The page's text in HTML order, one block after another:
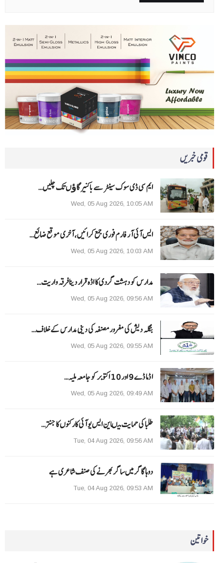
قومی خبریں
ایم سی ڈی سوک سینٹر سے باکنیر گاﺅں تک چلیں…
Wed, 05 Aug 2026, 10:05 AM
ایس آئی آر فارم فوری جمع کرائیں، آخری موقع ضائع…
Wed, 05 Aug 2026, 10:03 AM
مدارس کو دہشت گردی کا اڈہ قرار دینا فرقہ واریت…
Wed, 05 Aug 2026, 09:56 AM
بنگلہ دیش کی مفرور مصنفہ کی دینی مدارس کے خلاف…
Wed, 05 Aug 2026, 09:55 AM
ا ڈما ڈے 9 اور 10 اکتوبر کو جامعہ ملیہ…
Wed, 05 Aug 2026, 09:49 AM
طلبا کی حمایت میںاین ایس یو آئی کارکنوں کا جنتر…
Tue, 04 Aug 2026, 09:56 AM
دوہا گاگر میں ساگر بھرنے کی صنف شاعری ہے
Tue, 04 Aug 2026, 09:53 AM
خواتین